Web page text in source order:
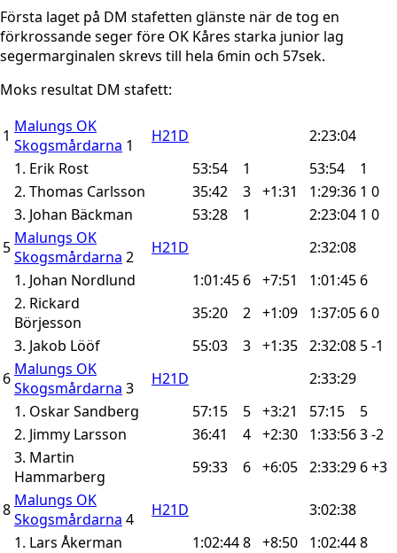
Första laget på DM stafetten glänste när de tog en
förkrossande seger före OK Kåres starka junior lag
segermarginalen skrevs till hela 6min och 57sek.
Moks resultat DM stafett:
1 Malungs OK
Skogsmårdarna 1 H21D
2:23:04
1. Erik Rost
53:54 1 53:54
1
2. Thomas Carlsson
35:42 3 +1:31 1:29:36 1 0
3. Johan Bäckman
53:28 1 2:23:04 1 0
5 Malungs OK
Skogsmårdarna 2 H21D
2:32:08
1. Johan Nordlund
1:01:45 6 +7:51 1:01:45 6
2. Rickard
Börjesson
35:20 2 +1:09 1:37:05 60
3. Jakob Lööf
55:03 3 +1:35 2:32:08 5-1
6 Malungs OK
Skogsmårdarna 3 H21D
2:33:29
1. Oskar Sandberg
57:15 5 +3:21 57:15
5
2. Jimmy Larsson
36:41 4 +2:30 1:33:563-2
3. Martin
Hammarberg
59:33 6 +6:05 2:33:29 6+3
8 Malungs OK
Skogsmårdarna 4 H21D
3:02:38
1. Lars Åkerman
1:02:448 +8:50 1:02:448